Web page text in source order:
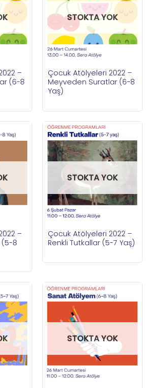
–
(6-8
STOKTA YOK
Çocuk Atölyeleri 2022 –
Meyveden Suratlar (6-8
Yaş)
–
(5-8
STOKTA YOK
Çocuk Atölyeleri 2022 –
Renkli Tutkallar (5-7 Yaş)
STOKTA YOK